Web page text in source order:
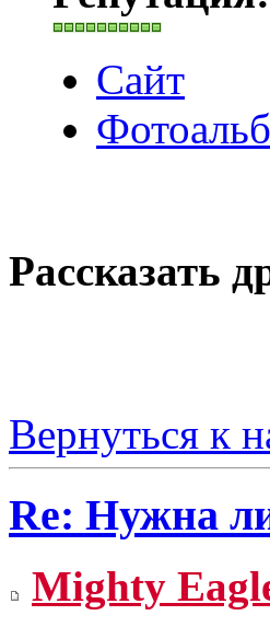
Сайт
Рассказать
Вернуться к
Re: Нужна
Mighty